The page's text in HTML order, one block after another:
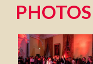
PHOTOS